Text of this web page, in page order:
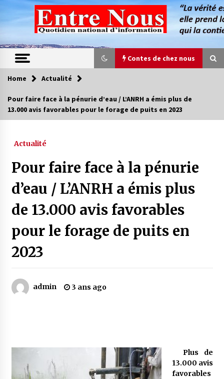
content
Contes de chez nous
Contes de chez nous
Quand la mère n’est plus là (17e partie)
Magie de sorcier
4 ans ago
Oum el Gaïla / L’ogresse du M’zab
4 ans ago
5 ans ago
Home Actualité
Pour faire face à la pénurie d’eau / L’ANRH a émis plus de
13.000 avis favorables pour le forage de puits en 2023
Actualité
Pour faire face à la pénurie
d’eau / L’ANRH a émis plus
de 13.000 avis favorables
pour le forage de puits en
2023
admin 3 ans ago
Plus de
13.000 avis
favorables